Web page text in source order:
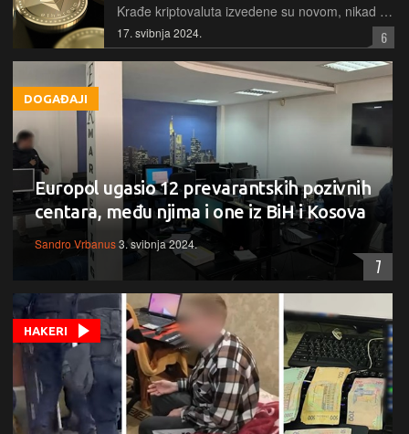
Krađe kriptovaluta izvedene su novom, nikad prije viđenom sofisticiranom metodom kompromitiranja ethereumovog blockchaina, iskoristivši slabost u procesu validacije transakcija
17. svibnja 2024. 6
DOGAĐAJI
Europol ugasio 12 prevarantskih pozivnih
centara, među njima i one iz BiH i Kosova
Sandro Vrbanus3. svibnja 2024.
7
HAKERI